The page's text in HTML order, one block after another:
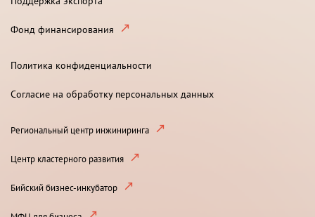
Фонд финансирования
Политика конфиденциальности
Согласие на обработку персональных данных
Региональный центр инжиниринга
Центр кластерного развития
Бийский бизнес-инкубатор